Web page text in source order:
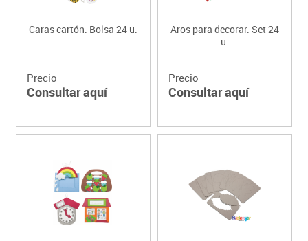
Caras cartón. Bolsa 24 u.
Precio
Consultar aquí
Aros para decorar. Set 24
u.
Precio
Consultar aquí